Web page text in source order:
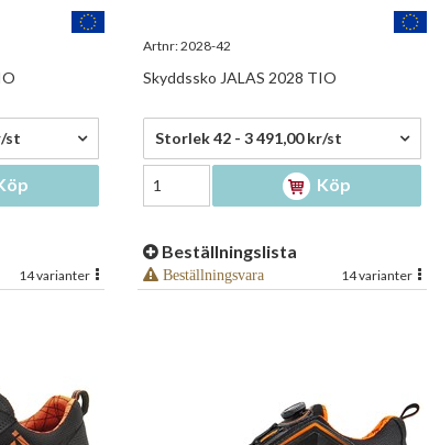
st
14 varianter
Artnr:2028-42
Skyddssko JALAS 2028 TIO
3 491,00 kr/st
Storlek 42 - 3 491,00 kr/st
Köp
Beställningslista
Beställningsvara 14 varianter